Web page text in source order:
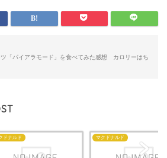
「パイアラモード」を食べてみた感想 カロリーはち
ドナルド マクドナルド